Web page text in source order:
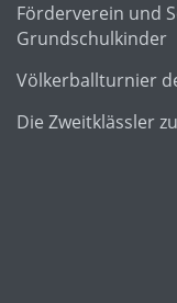
Förderverein und
Grundschulkinder
Völkerballturnier
Die Zweitklässler